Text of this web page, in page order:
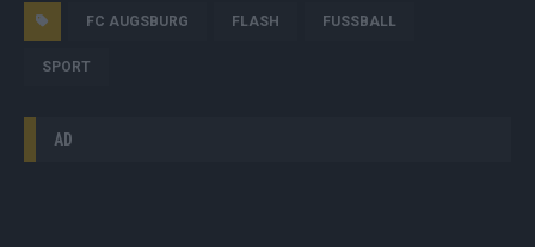
FC AUGSBURG FLASH FUSSBALL
SPORT
AD